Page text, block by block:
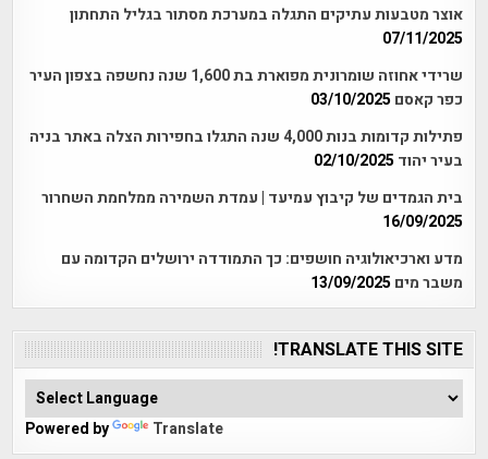
אוצר מטבעות עתיקים התגלה במערכת מסתור בגליל התחתון
07/11/2025
שרידי אחוזה שומרונית מפוארת בת 1,600 שנה נחשפה בצפון העיר
כפר קאסם 03/10/2025
פתילות קדומות בנות 4,000 שנה התגלו בחפירות הצלה באתר בניה
בעיר יהוד 02/10/2025
בית הגמדים של קיבוץ עמיעד | עמדת השמירה ממלחמת השחרור
16/09/2025
מדע וארכיאולוגיה חושפים: כך התמודדה ירושלים הקדומה עם
משבר מים 13/09/2025
TRANSLATE THIS SITE!
Powered by Translate